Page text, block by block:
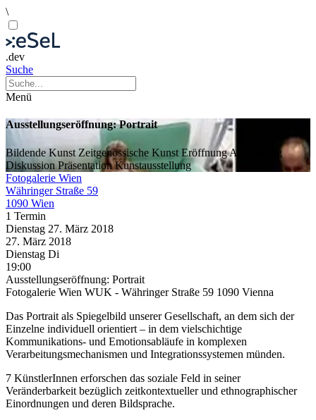
\
.dev
Suche
Menü
Ausstellungseröffnung: Portrait
Bildende KunstZeitgenössische Kunst EröffnungAusstellung
DiskussionPräsentationKunstausstellung
Fotogalerie Wien
Währinger Straße 59
1090 Wien
1 Termin
Dienstag 27. März 2018
27. März 2018
Dienstag Di
19:00
Ausstellungseröffnung: Portrait
Fotogalerie Wien WUK - Währinger Straße 59 1090 Vienna
Das Portrait als Spiegelbild unserer Gesellschaft, an dem sich der
Einzelne individuell orientiert – in dem vielschichtige
Kommunikations- und Emotionsabläufe in komplexen
Verarbeitungsmechanismen und Integrationssystemen münden.
7 KünstlerInnen erforschen das soziale Feld in seiner
Veränderbarkeit bezüglich zeitkontextueller und ethnographischer
Einordnungen und deren Bildsprache.